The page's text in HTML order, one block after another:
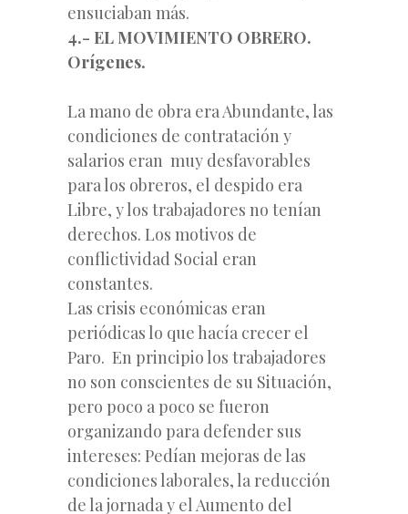
ensuciaban más.
4.- EL MOVIMIENTO OBRERO.
Orígenes.
La mano de obra era Abundante, las
condiciones de contratación y
salarios eran muy desfavorables
para los obreros, el despido era
Libre, y los trabajadores no tenían
derechos. Los motivos de
conflictividad Social eran
constantes.
Las crisis económicas eran
periódicas lo que hacía crecer el
Paro. En principio los trabajadores
no son conscientes de su Situación,
pero poco a poco se fueron
organizando para defender sus
intereses: Pedían mejoras de las
condiciones laborales, la reducción
de la jornada y el Aumento del